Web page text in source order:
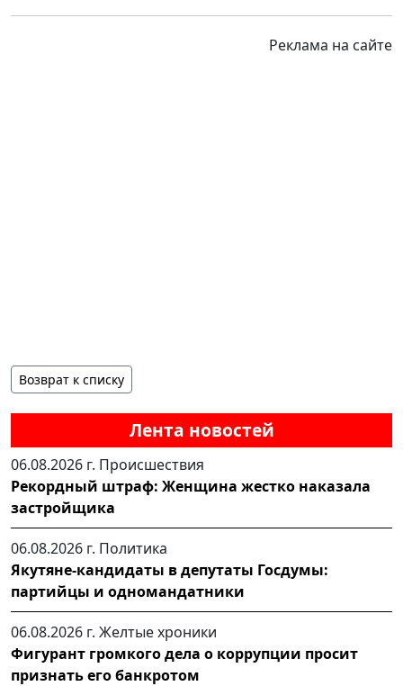
Лента новостей
06.08.2026 г. Происшествия
Рекордный штраф: Женщина жестко наказала
застройщика
06.08.2026 г. Политика
Якутяне-кандидаты в депутаты Госдумы:
партийцы и одномандатники
06.08.2026 г. Желтые хроники
Фигурант громкого дела о коррупции просит
признать его банкротом
Реклама на сайте
Возврат к списку